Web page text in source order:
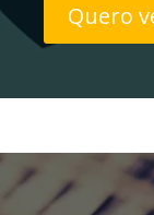
Quero